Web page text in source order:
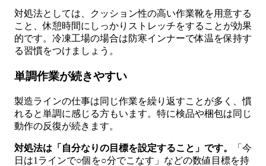
対処法としては、クッション性の高い作業靴を用意する
こと、休憩時間にしっかりストレッチをすることが効果
的です。冷凍工場の場合は防寒インナーで体温を保持す
る習慣をつけましょう。
単調作業が続きやすい
製造ラインの仕事は同じ作業を繰り返すことが多く、慣
れると単調に感じる方もいます。特に検品や梱包は同じ
動作の反復が続きます。
対処法は「自分なりの目標を設定すること」です。
「今
日は1ラインで○個を○分でこなす」などの数値目標を持